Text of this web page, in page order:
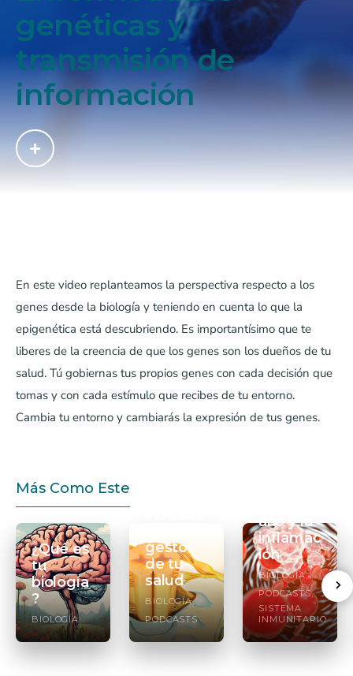
genéticas y
transmisión de
información
En este video replanteamos la perspectiva respecto a los
genes desde la biología y teniendo en cuenta lo que la
epigenética está descubriendo. Es importantísimo que te
liberes de la creencia de que los genes son los dueños de tu
salud. Tú gobiernas tus propios genes con cada decisión que
tomas y con cada estímulo que recibes de tu entorno.
Cambia tu entorno y cambiarás la expresión de tus genes.
Más Como Este
¿Qué es
tu
biología
?
BIOLOGÍA
gestor
de tu
salud
BIOLOGÍA
PODCASTS
ario y la
inflamac
ión
BIOLOGÍA
PODCASTS
SISTEMA
INMUNITARIO